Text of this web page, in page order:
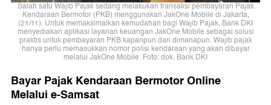
Salah satu Wajib Pajak sedang melakukan transaksi pembayaran Pajak
Kendaraan Bermotor (PKB) menggunakan JakOne Mobile di Jakarta,
(21/11). Untuk memaksimalkan kemudahan bagi Wajib Pajak, Bank DKI
menyediakan aplikasi layanan keuangan JakOne Mobile sebagai solusi
praktis untuk pembayaran PKB kapanpun dan dimanapun. Wajib pajak
hanya perlu memasukkan nomor polisi kendaraan yang akan dibayar
melalui JakOne Mobile. Foto: dok. Bank DKI
Bayar Pajak Kendaraan Bermotor Online
Melalui e-Samsat